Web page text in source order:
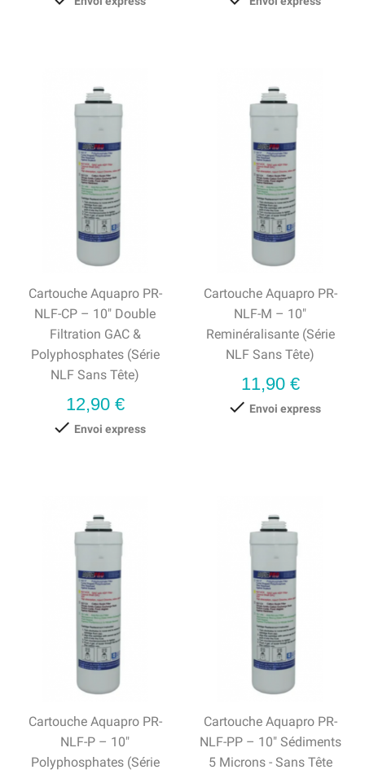
Cartouche Aquapro PR-
NLF-CP – 10" Double
Filtration GAC &
Polyphosphates (série
NLF Sans Tête)
Prix
12,90 €
 Envoi express
Cartouche Aquapro PR-
NLF-M – 10"
Reminéralisante (série
NLF Sans Tête)
Prix
11,90 €
 Envoi express
Cartouche Aquapro PR-
NLF-P – 10"
Polyphosphates (série
Cartouche Aquapro PR-
NLF-PP – 10" Sédiments
5 Microns - Sans Tête